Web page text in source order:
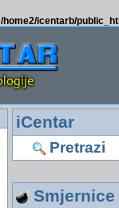
/home2/icentarb/
iCentar
Pretrazi
Smjernice